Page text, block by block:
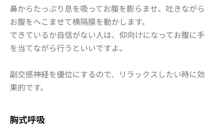
鼻からたっぷり息を吸ってお腹を膨らませ、吐きながら
お腹をへこませて横隔膜を動かします。
できているか自信がない人は、仰向けになってお腹に手
を当てながら行うといいですよ。
副交感神経を優位にするので、リラックスしたい時に効
果的です。
胸式呼吸